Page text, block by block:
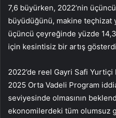
7,6 büyürken, 2022’nin
büyüdüğünü, makine teçhizat
üçüncü çeyreğinde yüzde
için kesintisiz bir artış
2022’de reel Gayri Safi
2025 Orta Vadeli Program
seviyesinde olmasının
ekonomilerdeki tüm olumsuz